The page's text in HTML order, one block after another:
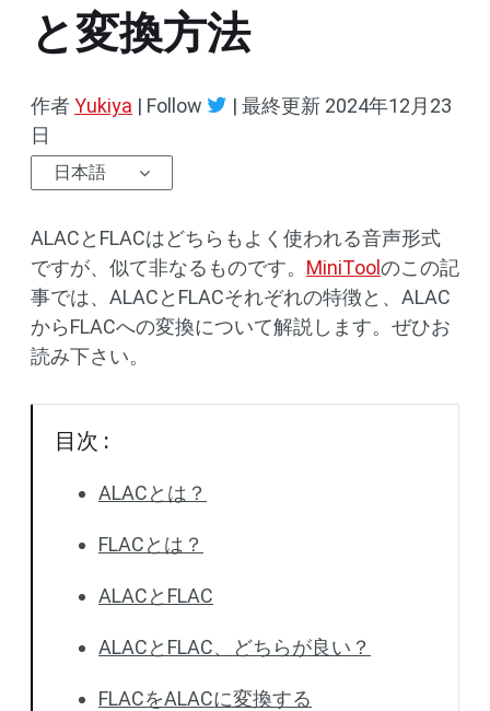
と変換方法
作者Yukiya | Follow | 最終更新 2024年12月23
日
日本語
ALACとFLACはどちらもよく使われる音声形式
ですが、似て非なるものです。 MiniToolのこの記
事では、ALACとFLACそれぞれの特徴と、ALAC
からFLACへの変換について解説します。ぜひお
読み下さい。
目次 :
ALACとは？
FLACとは？
ALACとFLAC
ALACとFLAC、どちらが良い？
FLACをALACに変換する